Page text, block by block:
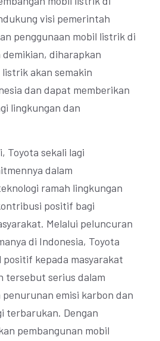
visi pemerintah
penggunaan mobil listrik di
demikian, diharapkan
akan semakin
dan dapat memberikan
lingkungan dan
Toyota sekali lagi
dalam
ramah lingkungan
positif bagi
Melalui peluncuran
di Indonesia, Toyota
positif kepada masyarakat
tersebut serius dalam
emisi karbon dan
terbarukan. Dengan
pembangunan mobil